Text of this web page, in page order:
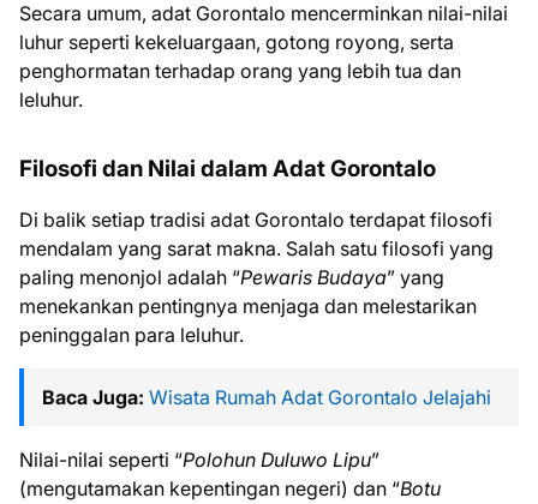
Secara umum, adat Gorontalo mencerminkan nilai-nilai
luhur seperti kekeluargaan, gotong royong, serta
penghormatan terhadap orang yang lebih tua dan
leluhur.
Filosofi dan Nilai dalam Adat Gorontalo
Di balik setiap tradisi adat Gorontalo terdapat filosofi
mendalam yang sarat makna. Salah satu filosofi yang
paling menonjol adalah “Pewaris Budaya” yang
menekankan pentingnya menjaga dan melestarikan
peninggalan para leluhur.
Baca Juga: Wisata Rumah Adat Gorontalo Jelajahi
Nilai-nilai seperti “Polohun Duluwo Lipu”
(mengutamakan kepentingan negeri) dan “Botu